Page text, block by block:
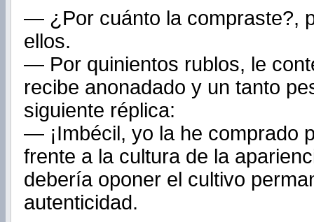
— ¿Por cuánto la compraste?,
ellos.
— Por quinientos rublos, le
recibe anonadado y un tanto
siguiente réplica:
— ¡Imbécil, yo la he comprado
frente a la cultura de la
debería oponer el cultivo
autenticidad.